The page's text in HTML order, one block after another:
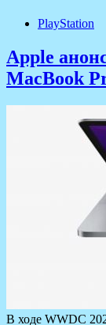
PlayStation
Apple
MacBook
В ходе WWDC